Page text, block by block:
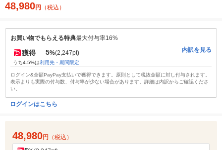
48,980円 （税込）
お買い物でもらえる特典最大付与率16%
獲得 5%(2,247pt)
うち4.5%は利用先・期間限定
内訳を見る
ログイン&全額PayPay支払いで獲得できます。原則として税抜金額に対し付与されます。
表示よりも実際の付与数、付与率が少ない場合があります。詳細は内訳からご確認くださ
い。
ログインはこちら
48,980円 （税込）